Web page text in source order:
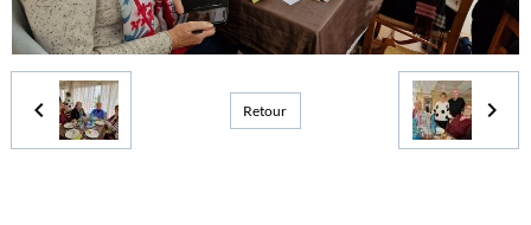
Retour